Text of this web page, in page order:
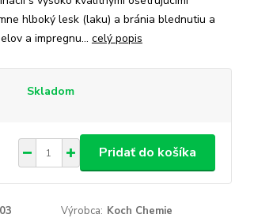
hlboký lesk (laku) a bránia blednutiu a
a impregnu... celý popis
Skladom
Pridať do košíka
Výrobca: Koch Chemie